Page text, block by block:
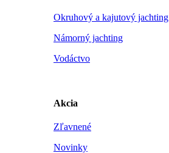
Okruhový a kajutový jachting
Námorný jachting
Vodáctvo
Akcia
Zľavnené
Novinky